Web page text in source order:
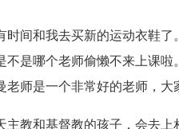
间和我去买新的运动衣鞋了
是哪个老师偷懒不来上课
师是一个非常好的老师，大
教和基督教的孩子，会去上